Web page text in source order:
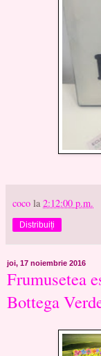
coco la 2:12:00 p.m.
Distribuiți
joi, 17 noiembrie 2016
Frumusetea
Bottega